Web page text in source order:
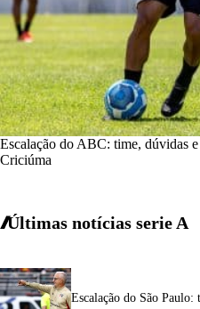
Escalação do ABC: time, dúvidas
Criciúma
Últimas notícias serie A
Escalação do São Paulo: